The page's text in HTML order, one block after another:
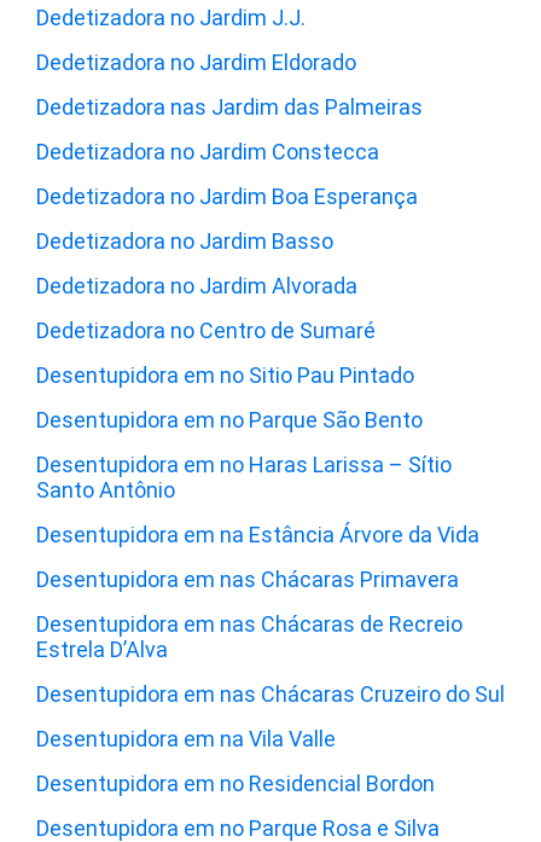
Dedetizadora no Jardim J.J.
Dedetizadora no Jardim Eldorado
Dedetizadora nas Jardim das Palmeiras
Dedetizadora no Jardim Constecca
Dedetizadora no Jardim Boa Esperança
Dedetizadora no Jardim Basso
Dedetizadora no Jardim Alvorada
Dedetizadora no Centro de Sumaré
Desentupidora em no Sitio Pau Pintado
Desentupidora em no Parque São Bento
Desentupidora em no Haras Larissa – Sítio
Santo Antônio
Desentupidora em na Estância Árvore da Vida
Desentupidora em nas Chácaras Primavera
Desentupidora em nas Chácaras de Recreio
Estrela D’Alva
Desentupidora em nas Chácaras Cruzeiro do Sul
Desentupidora em na Vila Valle
Desentupidora em no Residencial Bordon
Desentupidora em no Parque Rosa e Silva